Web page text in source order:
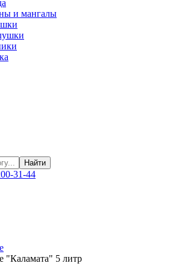
и мангалы
Найти
31-44
"Каламата" 5 литр